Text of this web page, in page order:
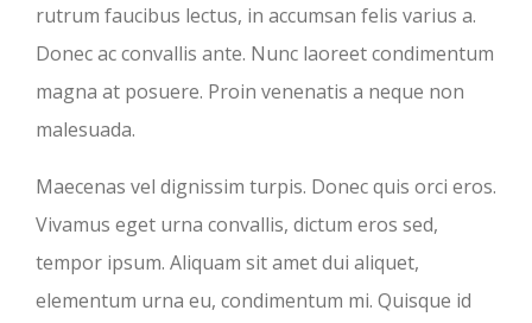
rutrum faucibus lectus, in accumsan felis varius a.
Donec ac convallis ante. Nunc laoreet condimentum
magna at posuere. Proin venenatis a neque non
malesuada.
Maecenas vel dignissim turpis. Donec quis orci eros.
Vivamus eget urna convallis, dictum eros sed,
tempor ipsum. Aliquam sit amet dui aliquet,
elementum urna eu, condimentum mi. Quisque id